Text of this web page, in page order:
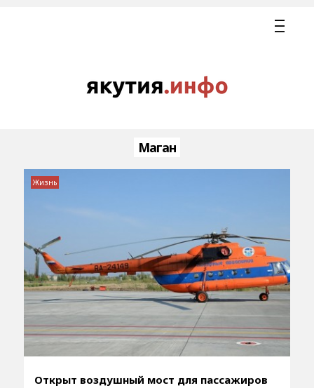
Маган
Открыт воздушный мост для пассажиров
Жизнь